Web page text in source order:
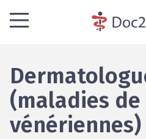
(maladies
vénériennes)